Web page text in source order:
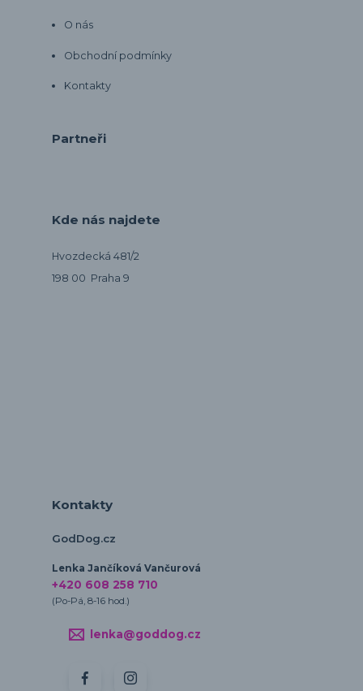
O nás
Obchodní podmínky
Kontakty
Partneři
Kde nás najdete
Hvozdecká 481/2
198 00 Praha 9
Kontakty
GodDog.cz
Lenka Jančíková Vančurová
+420 608 258 710
(Po-Pá, 8-16 hod.)
lenka@goddog.cz